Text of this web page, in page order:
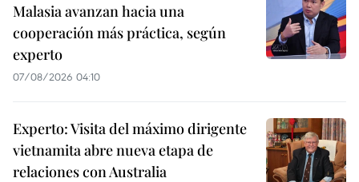
Malasia avanzan hacia una
cooperación más práctica, según
experto
07/08/2026 04:10
Experto: Visita del máximo dirigente
vietnamita abre nueva etapa de
relaciones con Australia